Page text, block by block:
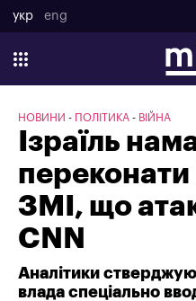
укр eng
НОВИНИ ПОЛІТИКА ВІЙНА
Ізраїль
переконати
ЗМІ, що
CNN
Аналітики
влада спеціально